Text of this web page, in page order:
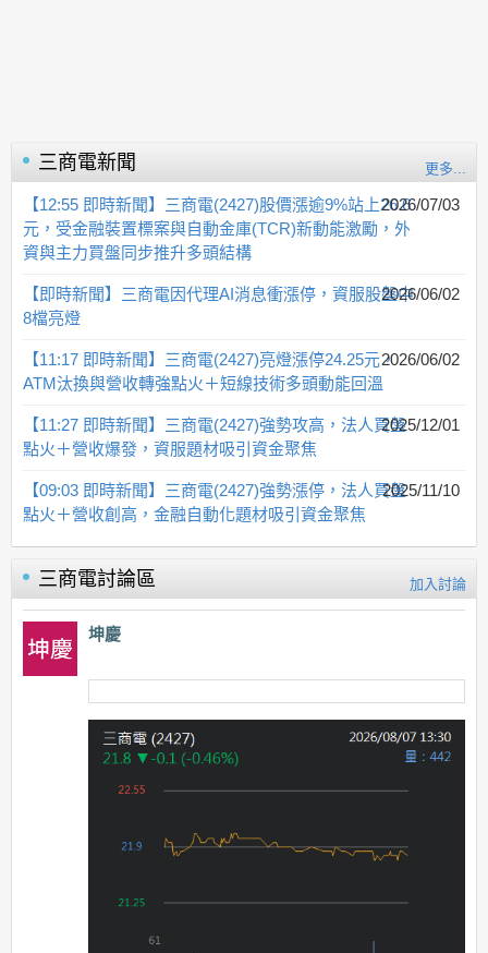
三商電新聞 更多...
【12:55 即時新聞】三商電(2427)股價漲逾9%站上26.6
元，受金融裝置標案與自動金庫(TCR)新動能激勵，外
資與主力買盤同步推升多頭結構
2026/07/03
【即時新聞】三商電因代理AI消息衝漲停，資服股盤中
8檔亮燈
2026/06/02
【11:17 即時新聞】三商電(2427)亮燈漲停24.25元，
ATM汰換與營收轉強點火＋短線技術多頭動能回溫
2026/06/02
【11:27 即時新聞】三商電(2427)強勢攻高，法人買盤
點火＋營收爆發，資服題材吸引資金聚焦
2025/12/01
【09:03 即時新聞】三商電(2427)強勢漲停，法人買盤
點火＋營收創高，金融自動化題材吸引資金聚焦
2025/11/10
三商電討論區 加入討論
坤慶